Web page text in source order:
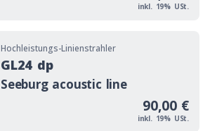
inkl. 19% USt.
GL24 dp Bild
Hochleistungs-Linienstrahler
GL24 dp
Seeburg acoustic line
90,00 €
inkl. 19% USt.